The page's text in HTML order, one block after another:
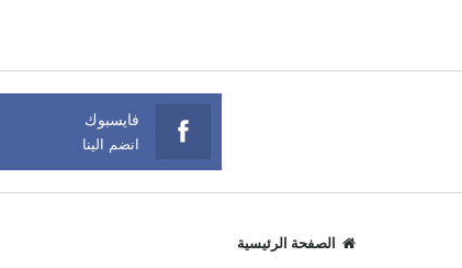
فايسبوك
انضم الينا
الصفحة الرئيسية